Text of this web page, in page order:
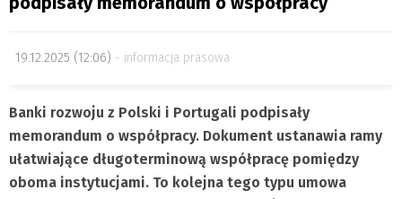
19.12.2025 (12:06) informacja prasowa
Banki rozwoju z Polski i Portugali podpisały
memorandum o współpracy. Dokument ustanawia ramy
ułatwiające długoterminową współpracę pomiędzy
oboma instytucjami. To kolejna tego typu umowa